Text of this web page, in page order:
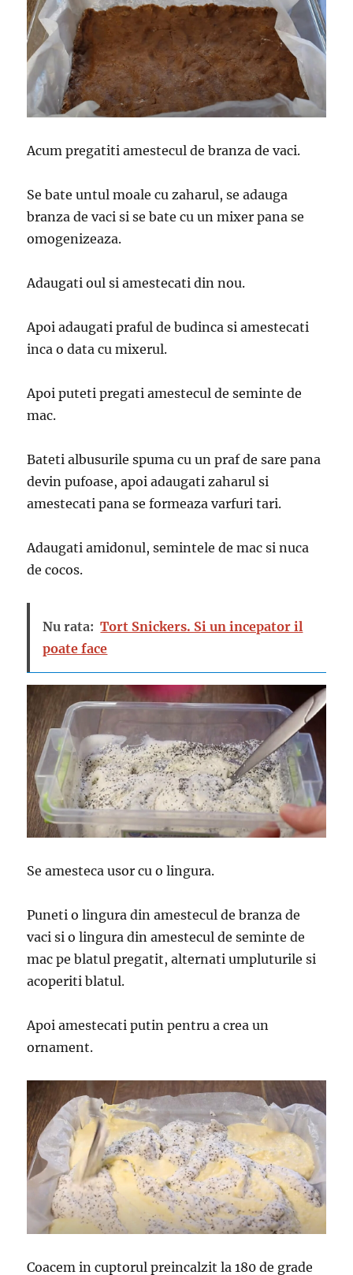
Acum pregatiti amestecul de branza de vaci.
Se bate untul moale cu zaharul, se adauga
branza de vaci si se bate cu un mixer pana se
omogenizeaza.
Adaugati oul si amestecati din nou.
Apoi adaugati praful de budinca si amestecati
inca o data cu mixerul.
Apoi puteti pregati amestecul de seminte de
mac.
Bateti albusurile spuma cu un praf de sare pana
devin pufoase, apoi adaugati zaharul si
amestecati pana se formeaza varfuri tari.
Adaugati amidonul, semintele de mac si nuca
de cocos.
Nu rata: Tort Snickers. Si un incepator il
poate face
Se amesteca usor cu o lingura.
Puneti o lingura din amestecul de branza de
vaci si o lingura din amestecul de seminte de
mac pe blatul pregatit, alternati umpluturile si
acoperiti blatul.
Apoi amestecati putin pentru a crea un
ornament.
Coacem in cuptorul preincalzit la 180 de grade